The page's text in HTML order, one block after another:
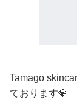
Tamago
ております💎